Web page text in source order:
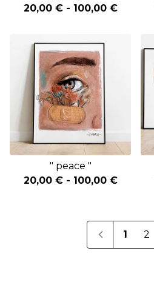
20,00 €- 100,00 €
" peace "
20,00 €- 100,00 €
1 2